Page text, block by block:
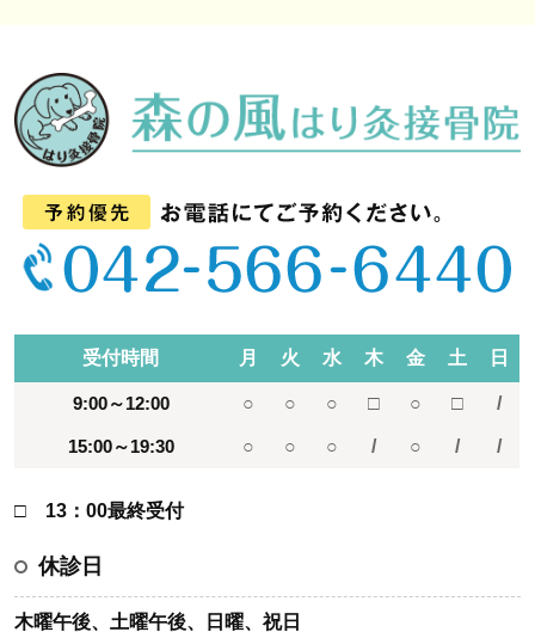
受付時間 月 火 水 木 金 土 日
9:00～12:00 ○ ○ ○ □ ○ □ /
15:00～19:30 ○ ○ ○ / ○ / /
□ 13：00最終受付
休診日
木曜午後、土曜午後、日曜、祝日